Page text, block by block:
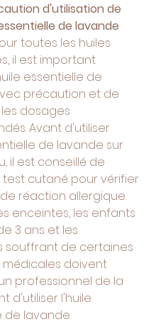
d'utilisation de
de lavande
toutes les huiles
il est important
essentielle de
précaution et de
dosages
Avant d'utiliser
de lavande sur
il est conseillé de
test cutané pour vérifier
réaction allergique.
enceintes, les enfants
3 ans et les
souffrant de certaines
doivent
professionnel de la
d'utiliser l'huile
de lavande.